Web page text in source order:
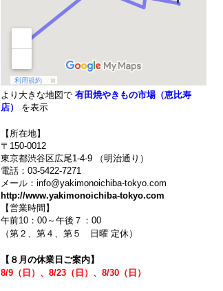
より大きな地図で 有田焼やきもの市場（恵比寿
店）
を表示
【所在地】
〒150-0012
東京都渋谷区広尾1-4-9 （明治通り）
電話：03-5422-7271
メール：info@yakimonoichiba-tokyo.com
http://www.yakimonoichiba-tokyo.com
【営業時間】
午前10：00～午後７：00
（第２、第４、第５ 日曜 定休）
【８月の休業日ご案内】
8/9（日）、8/23（日）、8/30（日）